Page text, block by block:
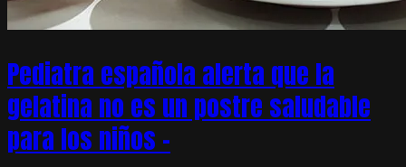
Pediatra española alerta que la
gelatina no es un postre saludable
para los niños –